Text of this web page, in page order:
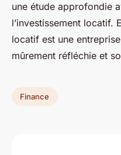
une étude approfondie
l’investissement locatif.
locatif est une
mûrement réfléchie et
Finance